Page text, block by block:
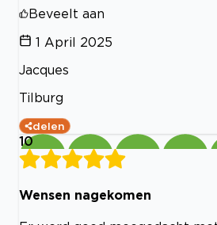
Beveelt aan
1 April 2025
Jacques
Tilburg
delen
10
Wensen nagekomen